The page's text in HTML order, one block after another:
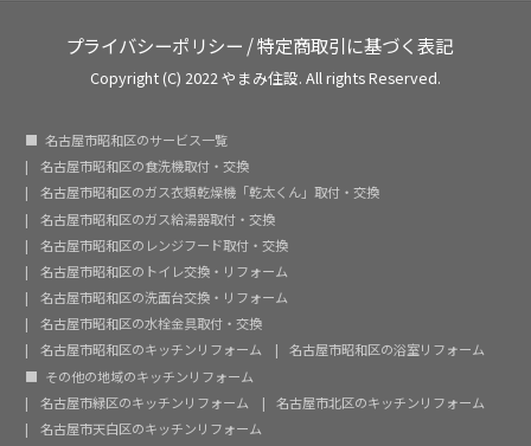
プライバシーポリシー /特定商取引に基づく表記
Copyright (C) 2022 やまみ住設. All rights Reserved.
名古屋市昭和区のサービス一覧
名古屋市昭和区の食洗機取付・交換
名古屋市昭和区のガス衣類乾燥機「乾太くん」取付・交換
名古屋市昭和区のガス給湯器取付・交換
名古屋市昭和区のレンジフード取付・交換
名古屋市昭和区のトイレ交換・リフォーム
名古屋市昭和区の洗面台交換・リフォーム
名古屋市昭和区の水栓金具取付・交換
名古屋市昭和区のキッチンリフォーム
名古屋市昭和区の浴室リフォーム
その他の地域のキッチンリフォーム
名古屋市緑区のキッチンリフォーム
名古屋市北区のキッチンリフォーム
名古屋市天白区のキッチンリフォーム